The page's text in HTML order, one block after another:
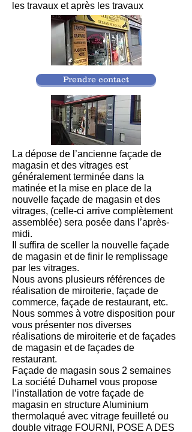
Prendre contact
les travaux et après les travaux
La dépose de l’ancienne façade de
magasin et des vitrages est
généralement terminée dans la
matinée et la mise en place de la
nouvelle façade de magasin et des
vitrages, (celle-ci arrive complètement
assemblée) sera posée dans l’après-
midi.
Il suffira de sceller la nouvelle façade
de magasin et de finir le remplissage
par les vitrages.
Nous avons plusieurs références de
réalisation de miroiterie, façade de
commerce, façade de restaurant, etc.
Nous sommes à votre disposition pour
vous présenter nos diverses
réalisations de miroiterie et de façades
de magasin et de façades de
restaurant.
Façade de magasin sous 2 semaines
La société Duhamel vous propose
l’installation de votre façade de
magasin en structure Aluminium
thermolaqué avec vitrage feuilleté ou
double vitrage FOURNI, POSE A DES